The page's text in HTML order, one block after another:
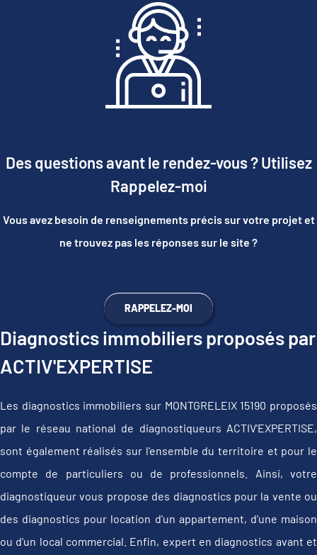
Des questions avant le rendez-vous ? Utilisez
Rappelez-moi
Vous avez besoin de renseignements précis sur votre projet et
ne trouvez pas les réponses sur le site ?
RAPPELEZ-MOI
Diagnostics immobiliers proposés par
ACTIV'EXPERTISE
Les diagnostics immobiliers sur MONTGRELEIX 15190 proposés
par le réseau national de diagnostiqueurs ACTIV'EXPERTISE,
sont également réalisés sur l'ensemble du territoire et pour le
compte de particuliers ou de professionnels. Ainsi, votre
diagnostiqueur vous propose des diagnostics pour la vente ou
des diagnostics pour location d'un appartement, d'une maison
ou d'un local commercial. Enfin, expert en diagnostics avant et